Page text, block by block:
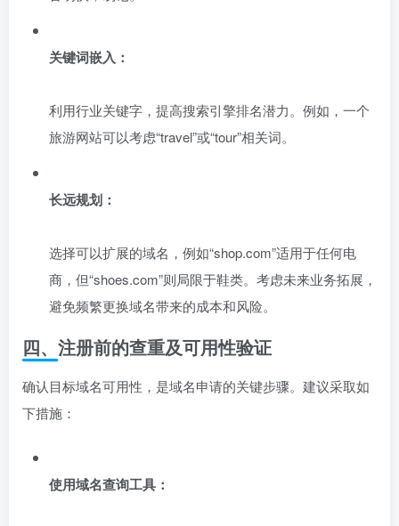
关键词嵌入：
利用行业关键字，提高搜索引擎排名潜力。例如，一个
旅游网站可以考虑“travel”或“tour”相关词。
长远规划：
选择可以扩展的域名，例如“shop.com”适用于任何电
商，但“shoes.com”则局限于鞋类。考虑未来业务拓展，
避免频繁更换域名带来的成本和风险。
四、注册前的查重及可用性验证
确认目标域名可用性，是域名申请的关键步骤。建议采取如
下措施：
使用域名查询工具：